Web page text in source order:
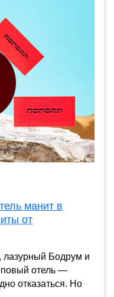
манит в
от
лазурный Бодрум и
отель —
отказаться. Но